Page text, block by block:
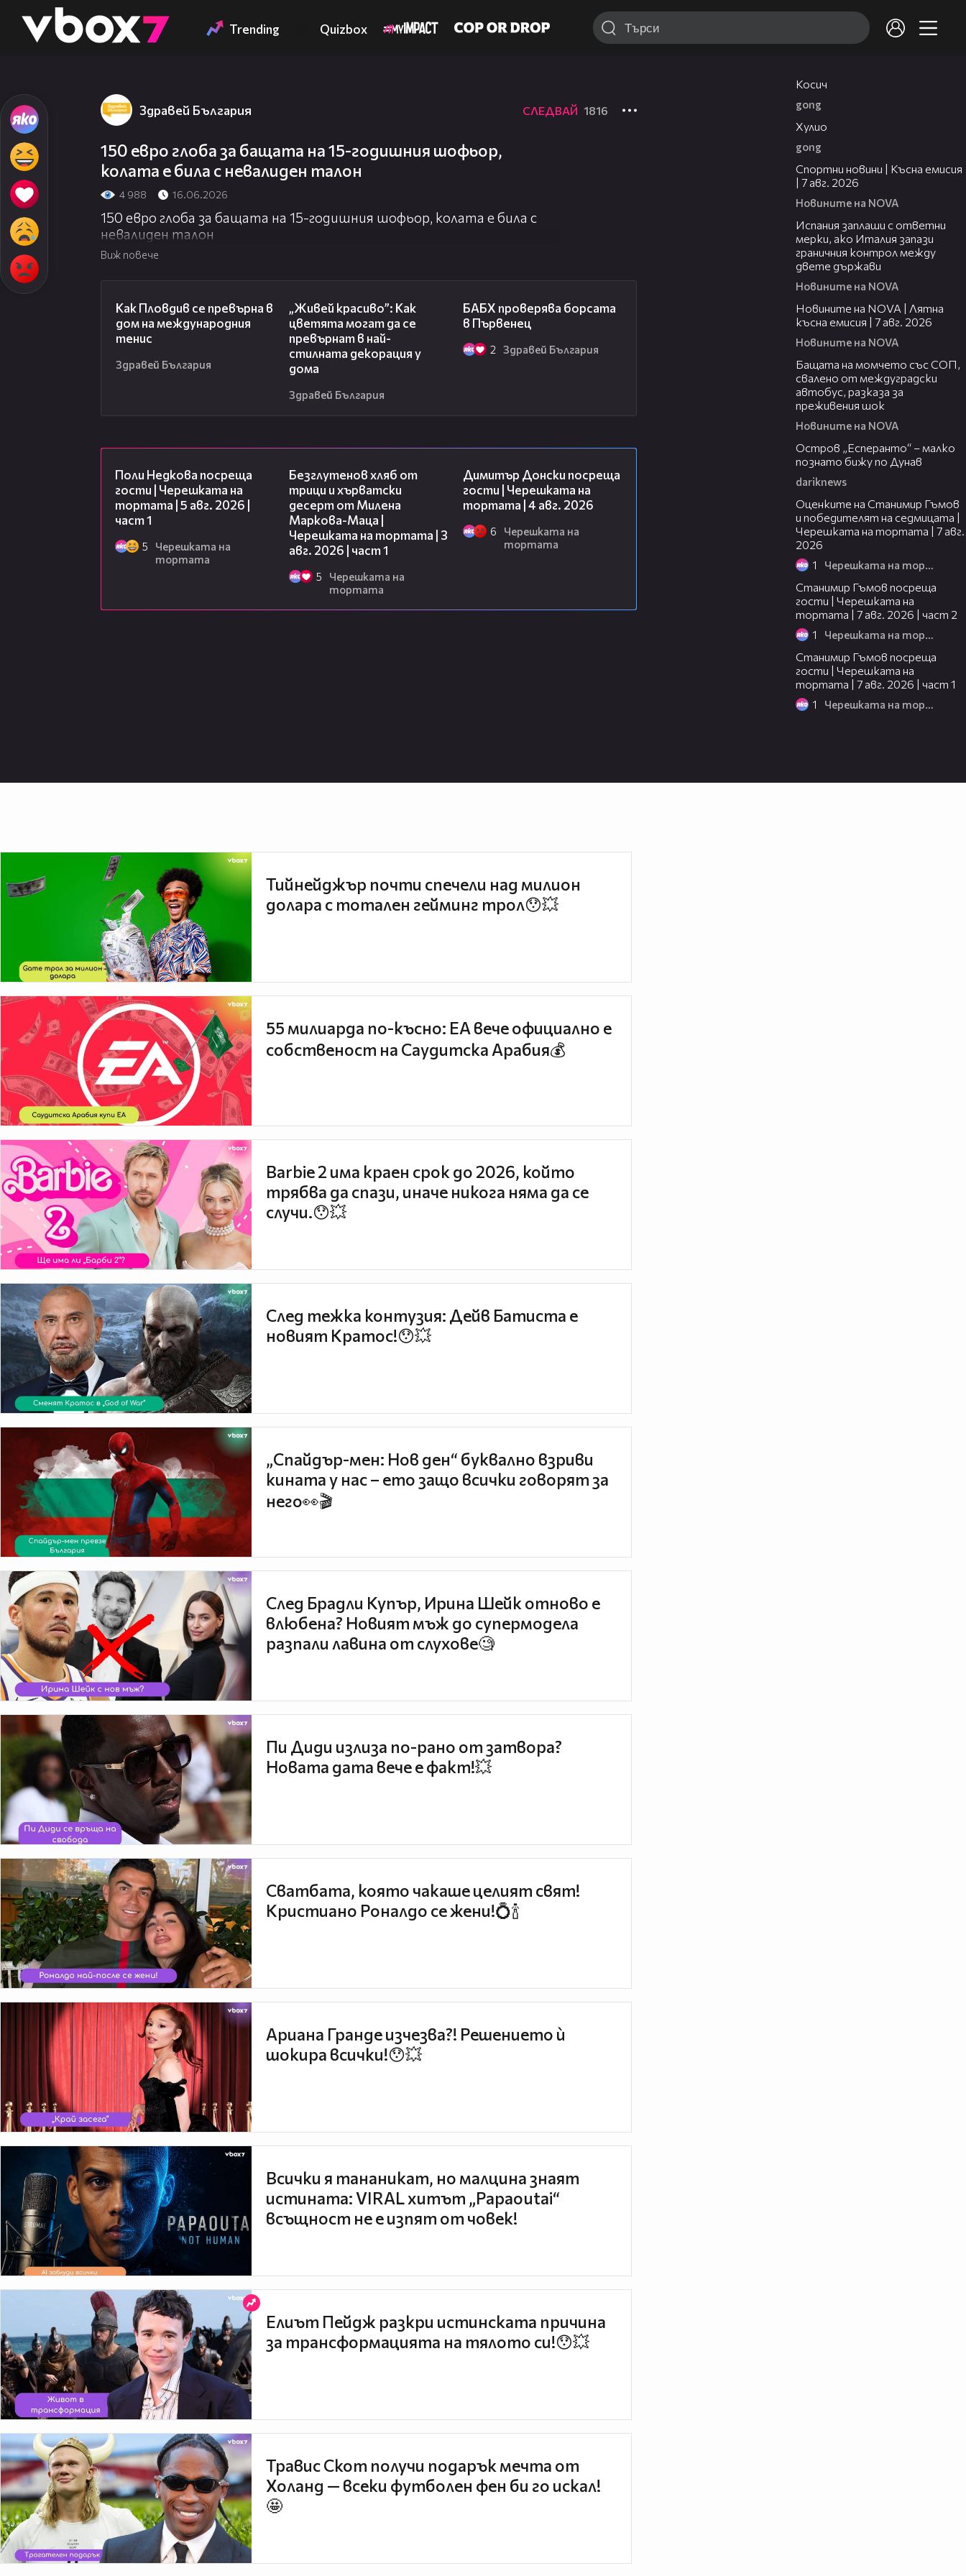
👾 Trending Quizbox
Здравей България СЛЕДВАЙ 1816
150 евро глоба за бащата на 15-годишния шофьор,
колата е била с невалиден талон
4 988 16.06.2026
150 евро глоба за бащата на 15-годишния шофьор, колата е била с
невалиден талон
Виж повече
Как Пловдив се превърна в
дом на международния
тенис
Здравей България
„Живей красиво”: Как
цветята могат да се
превърнат в най-
стилната декорация у
дома
Здравей България
БАБХ проверява борсата
в Първенец
2 Здравей България
Поли Недкова посреща
гости | Черешката на
тортата | 5 авг. 2026 |
част 1
5
Черешката на
тортата
Безглутенов хляб от
трици и хърватски
десерт от Милена
Маркова-Маца |
Черешката на тортата | 3
авг. 2026 | част 1
5
Черешката на
тортата
Димитър Донски посреща
гости | Черешката на
тортата | 4 авг. 2026
6
Черешката на
тортата
Косич
gong
Хулио
gong
Спортни новини | Късна емисия
| 7 авг. 2026
Новините на NOVA
Испания заплаши с ответни
мерки, ако Италия запази
граничния контрол между
двете държави
Новините на NOVA
Новините на NOVA | Лятна
късна емисия | 7 авг. 2026
Новините на NOVA
Бащата на момчето със СОП,
свалено от междуградски
автобус, разказа за
преживения шок
Новините на NOVA
Остров „Есперанто“ – малко
познато бижу по Дунав
dariknews
Оценките на Станимир Гъмов
и победителят на седмицата |
Черешката на тортата | 7 авг.
2026
1 Черешката на тортата
Станимир Гъмов посреща
гости | Черешката на
тортата | 7 авг. 2026 | част 2
1 Черешката на тортата
Станимир Гъмов посреща
гости | Черешката на
тортата | 7 авг. 2026 | част 1
1 Черешката на тортата
Тийнейджър почти спечели над милион
долара с тотален гейминг трол😯💥
55 милиарда по-късно: EA вече официално е
собственост на Саудитска Арабия💰
Barbie 2 има краен срок до 2026, който
трябва да спази, иначе никога няма да се
случи.😯💥
След тежка контузия: Дейв Батиста е
новият Кратос!😯💥
„Спайдър-мен: Нов ден“ буквално взриви
кината у нас – ето защо всички говорят за
него👀🎬
След Брадли Купър, Ирина Шейк отново е
влюбена? Новият мъж до супермодела
разпали лавина от слухове🧐
Пи Диди излиза по-рано от затвора?
Новата дата вече е факт!💥
Сватбата, която чакаше целият свят!
Кристиано Роналдо се жени!💍🍾
Ариана Гранде изчезва?! Решението ѝ
шокира всички!😯💥
Всички я тананикат, но малцина знаят
истината: VIRAL хитът „Papaoutai“
всъщност не е изпят от човек!
Елиът Пейдж разкри истинската причина
за трансформацията на тялото си!😯💥
Травис Скот получи подарък мечта от
Холанд — всеки футболен фен би го искал!
🤩